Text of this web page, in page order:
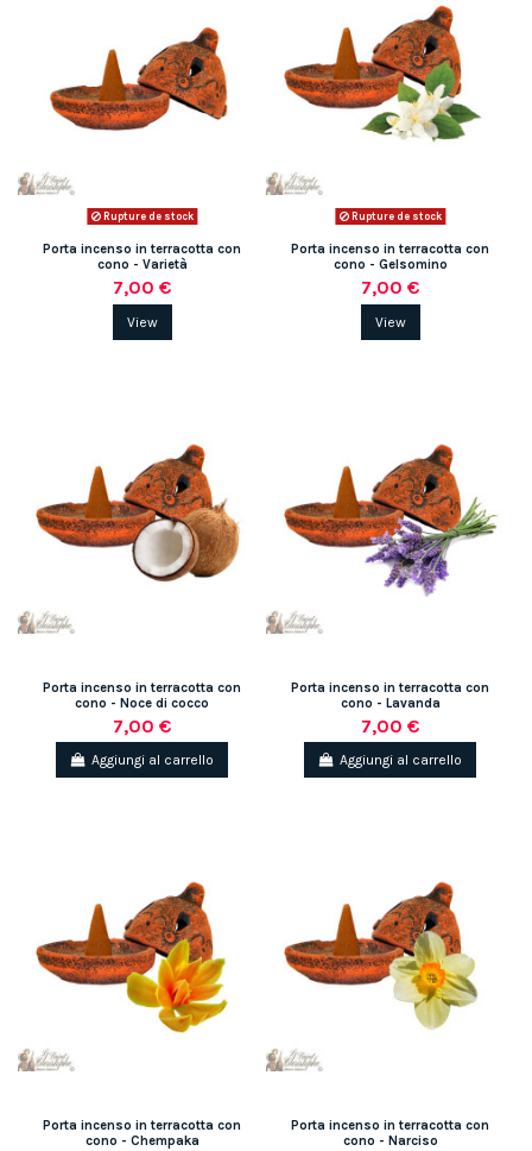
Rupture de stock
Porta incenso in terracotta con
cono - Varietà
7,00 €
View
Rupture de stock
Porta incenso in terracotta con
cono - Gelsomino
7,00 €
View
Porta incenso in terracotta con
cono - Noce di cocco
7,00 €
Aggiungi al carrello
Porta incenso in terracotta con
cono - Lavanda
7,00 €
Aggiungi al carrello
Porta incenso in terracotta con
cono - Chempaka
Porta incenso in terracotta con
cono - Narciso